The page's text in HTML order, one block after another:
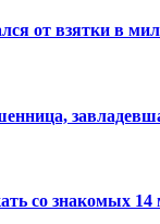
от взятки в
со знакомых